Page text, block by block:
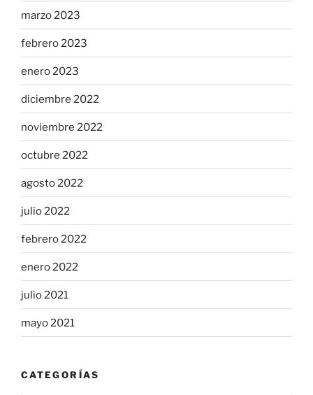
marzo 2023
febrero 2023
enero 2023
diciembre 2022
noviembre 2022
octubre 2022
agosto 2022
julio 2022
febrero 2022
enero 2022
julio 2021
mayo 2021
CATEGORÍAS